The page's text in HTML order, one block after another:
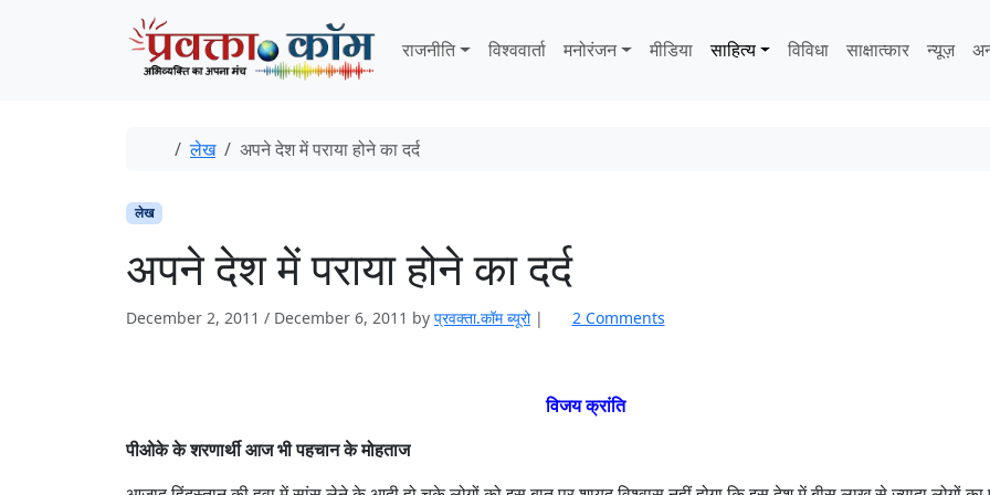
राजनीति
विश्ववार्ता मनोरंजन मीडिया साहित्‍य विविधा साक्षात्‍कार न्यूज़
Home
लेख अपने देश में पराया होने का दर्द
लेख
अपने देश में पराया होने का दर्द
December 2, 2011 / December 6, 2011 by प्रवक्ता.कॉम ब्यूरो | 2 Commentso
विजय क्रांति
पीओके के शरणार्थी आज भी पहचान के मोहताज